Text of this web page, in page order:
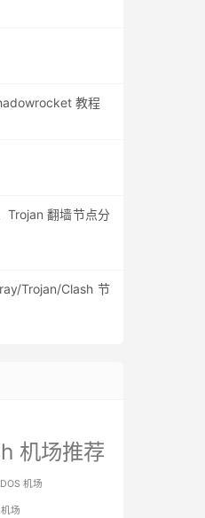
教程
Trojan 翻墙节点分
Trojan/Clash 节
机场推荐
机场
场